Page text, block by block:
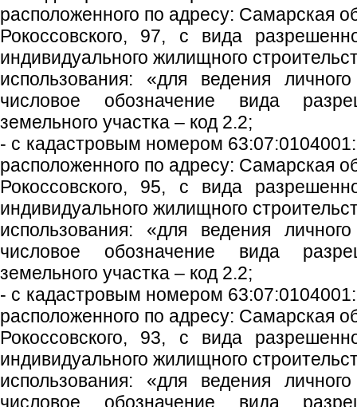
расположенного по адресу: Самарская
Рокоссовского, 97, с вида
индивидуального жилищного
использования: «для ведения
числовое обозначение вида
земельного участка – код 2.2;
- с кадастровым номером
расположенного по адресу: Самарская
Рокоссовского, 95, с вида
индивидуального жилищного
использования: «для ведения
числовое обозначение вида
земельного участка – код 2.2;
- с кадастровым номером
расположенного по адресу: Самарская
Рокоссовского, 93, с вида
индивидуального жилищного
использования: «для ведения
числовое обозначение вида